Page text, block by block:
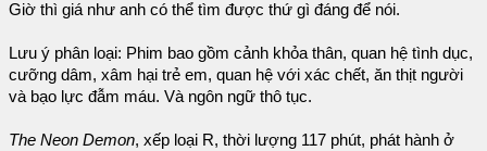
Giờ thì giá như anh có thể tìm được thứ gì đáng để nói.
Lưu ý phân loại: Phim bao gồm cảnh khỏa thân, quan hệ tình dục,
cưỡng dâm, xâm hại trẻ em, quan hệ với xác chết, ăn thịt người
và bạo lực đẫm máu. Và ngôn ngữ thô tục.
The Neon Demon, xếp loại R, thời lượng 117 phút, phát hành ở